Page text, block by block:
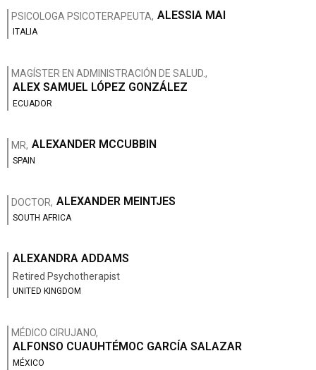
PSICOLOGA PSICOTERAPEUTA, ALESSIA MAI
ITALIA
MAGÍSTER EN ADMINISTRACIÓN DE SALUD.,
ALEX SAMUEL LÓPEZ GONZÁLEZ
ECUADOR
MR, ALEXANDER MCCUBBIN
SPAIN
DOCTOR, ALEXANDER MEINTJES
SOUTH AFRICA
ALEXANDRA ADDAMS
Retired Psychotherapist
UNITED KINGDOM
MÉDICO CIRUJANO,
ALFONSO CUAUHTÉMOC GARCÍA SALAZAR
MÉXICO